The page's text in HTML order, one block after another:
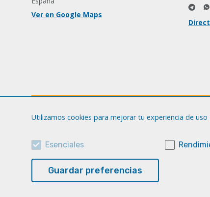
Ver en Google Maps
Utilizamos cookies para mejorar tu experiencia de
Esenciales
Guardar preferencias